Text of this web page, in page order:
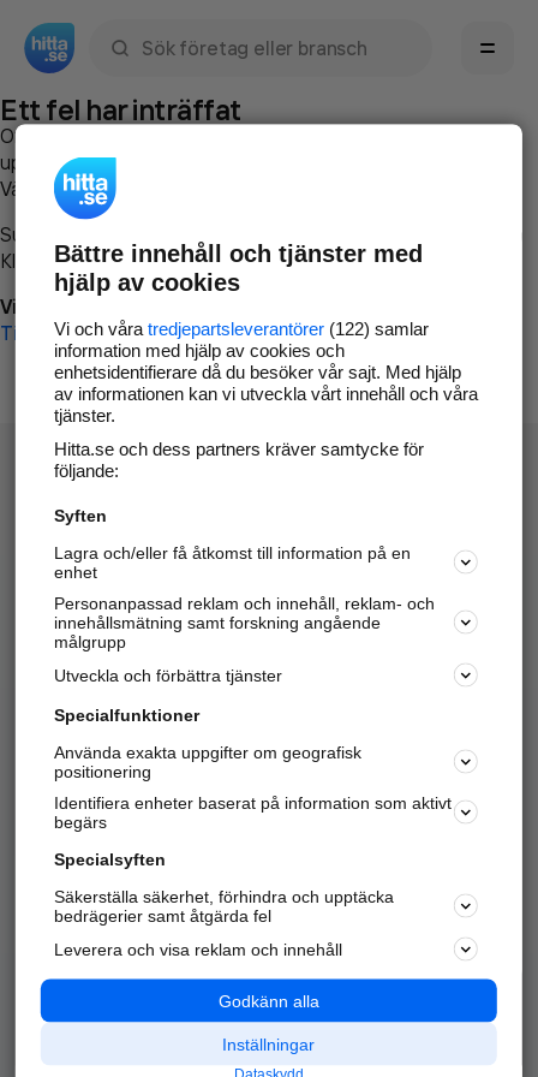
Ett fel har inträffat
Om du vill kan du
uppstod så att vi lättare och snabbare kan avhjälpa det.
Vänligen försök med följande:
Surfa till
Klicka påTillbaka-knappen i webbläsaren och försök igen
Vi beklagar besväret!
Till startsidan
Hitta.se - Gratis nummerupplysning.
Sök företag, personer och platser.
Hitta telefonnummer, adresser, företagsinfo mm.
Marknadsför företaget
Kom igång och annonsera mot
samarbetspartners nära dig.
Alla kategorier
Populära sökningar
API & Kartor
Annonsera
Integritet
Nödnummer
Bättre innehåll och tjänster med
hjälp av cookies
Vi och våra tredjepartsleverantörer(122) samlar
information med hjälp av cookies och
enhetsidentifierare då du besöker vår sajt. Med hjälp
av informationen kan vi utveckla vårt innehåll och våra
tjänster.
Hitta.se och dess partners kräver samtycke för
följande:
Syften
Lagra och/eller få åtkomst till information på en
enhet
Personanpassad reklam och innehåll, reklam- och
innehållsmätning samt forskning angående
målgrupp
Utveckla och förbättra tjänster
Specialfunktioner
Använda exakta uppgifter om geografisk
positionering
Identifiera enheter baserat på information som aktivt
begärs
Specialsyften
Säkerställa säkerhet, förhindra och upptäcka
bedrägerier samt åtgärda fel
Leverera och visa reklam och innehåll
Godkänn alla
Inställningar
Dataskydd